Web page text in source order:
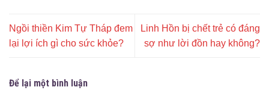
Ngồi thiền Kim Tự Tháp đem
lại lợi ích gì cho sức khỏe?
Linh Hồn bị chết trẻ có đáng
sợ như lời đồn hay không?
Để lại một bình luận